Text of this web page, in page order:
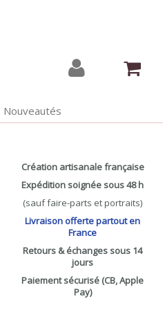
Nouveautés
Création artisanale française
Expédition soignée sous 48 h
(sauf faire-parts et portraits)
Livraison offerte partout en
France
Retours & échanges sous 14
jours
Paiement sécurisé (CB, Apple
Pay)